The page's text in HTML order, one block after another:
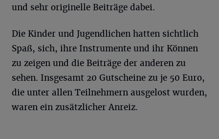
und sehr originelle Beiträge dabei.
Die Kinder und Jugendlichen hatten sichtlich
Spaß, sich, ihre Instrumente und ihr Können
zu zeigen und die Beiträge der anderen zu
sehen. Insgesamt 20 Gutscheine zu je 50 Euro,
die unter allen Teilnehmern ausgelost wurden,
waren ein zusätzlicher Anreiz.